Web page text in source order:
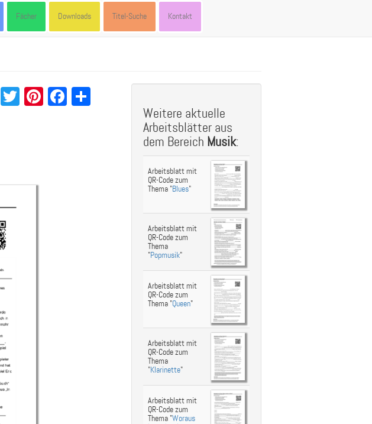
Fächer Downloads Titel-Suche Kontakt
WhatsApp
Twitter
Pinterest
Facebook
Share
Weitere aktuelle
Arbeitsblätter aus
dem Bereich Musik:
Arbeitsblatt mit
QR-Code zum
Thema "Blues"
Arbeitsblatt mit
QR-Code zum
Thema
"Popmusik"
Arbeitsblatt mit
QR-Code zum
Thema "Queen"
Arbeitsblatt mit
QR-Code zum
Thema
"Klarinette"
Arbeitsblatt mit
QR-Code zum
Thema "Woraus